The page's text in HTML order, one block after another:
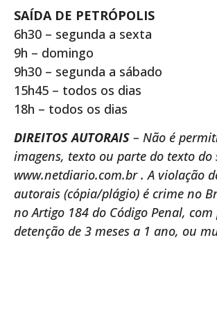
SAÍDA DE PETRÓPOLIS
6h30 – segunda a sexta
9h – domingo
9h30 – segunda a sábado
15h45 – todos os dias
18h – todos os dias
DIREITOS AUTORAIS – Não é
imagens, texto ou parte do texto do
www.netdiario.com.br . A violação
autorais (cópia/plágio) é crime no
no Artigo 184 do Código Penal, com
detenção de 3 meses a 1 ano, ou